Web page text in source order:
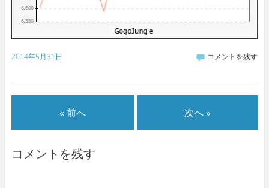
2014年5月31日 コメントを残す
« 前へ 次へ »
コメントを残す